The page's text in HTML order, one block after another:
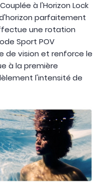
à l'Horizon Lock
parfaitement
une rotation
Sport POV
de vision et renforce le
à la première
l'intensité de